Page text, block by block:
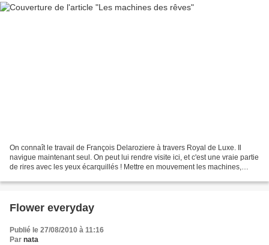
On connaît le travail de François Delaroziere à travers Royal de Luxe. Il
navigue maintenant seul. On peut lui rendre visite ici, et c'est une vraie partie
de rires avec les yeux écarquillés ! Mettre en mouvement les machines,
Flower everyday
Publié le 27/08/2010 à 11:16
Par nata